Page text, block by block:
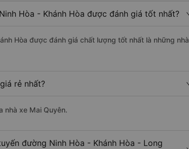
Hòa - Khánh Hòa được đánh giá tốt nhất?
Hòa được đánh giá chất lượng tốt nhất là những nhà
rẻ nhất?
nhà xe Mai Quyên.
đường Ninh Hòa - Khánh Hòa - Long